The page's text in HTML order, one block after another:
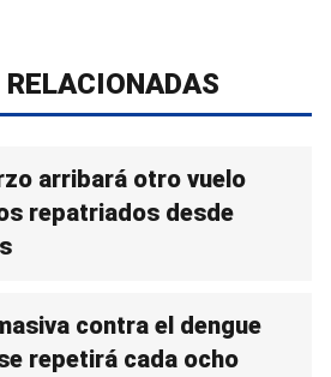
arribará otro vuelo
repatriados desde
contra el dengue
repetirá cada ocho